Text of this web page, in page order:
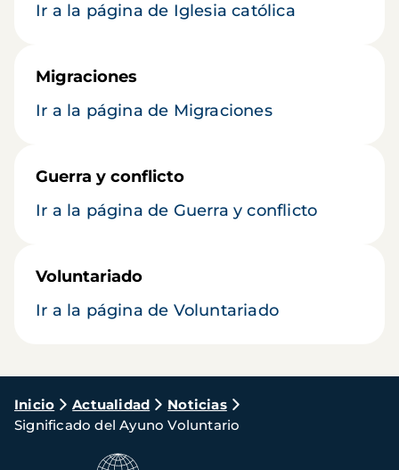
Ir a la página de Iglesia católica
Migraciones
Ir a la página de Migraciones
Guerra y conflicto
Ir a la página de Guerra y conflicto
Voluntariado
Ir a la página de Voluntariado
Ruta
de
navegación
Inicio Actualidad
Noticias
Significado del Ayuno Voluntario